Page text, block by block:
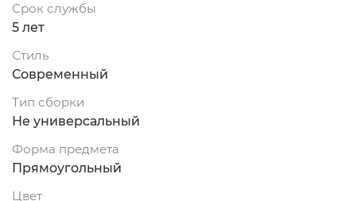
Срок службы
5 лет
Стиль
Современный
Тип сборки
Не универсальный
Форма предмета
Прямоугольный
Цвет